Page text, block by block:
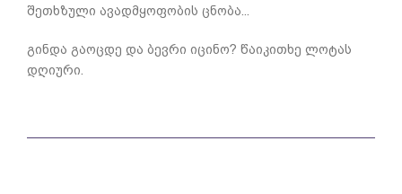
შეთხზული ავადმყოფობის ცნობა...
გინდა გაოცდე და ბევრი იცინო? წაიკითხე ლოტას
დღიური.